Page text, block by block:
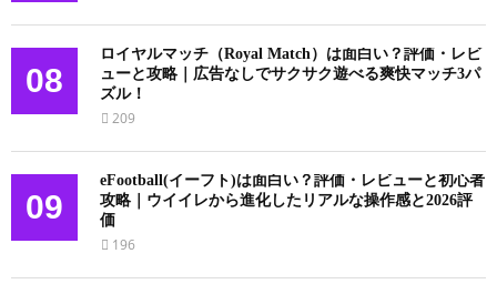
08
ロイヤルマッチ（Royal Match）は面白い？評価・レビ
ューと攻略｜広告なしでサクサク遊べる爽快マッチ3パ
ズル！
209
09
eFootball(イーフト)は面白い？評価・レビューと初心者
攻略｜ウイイレから進化したリアルな操作感と2026評
価
196